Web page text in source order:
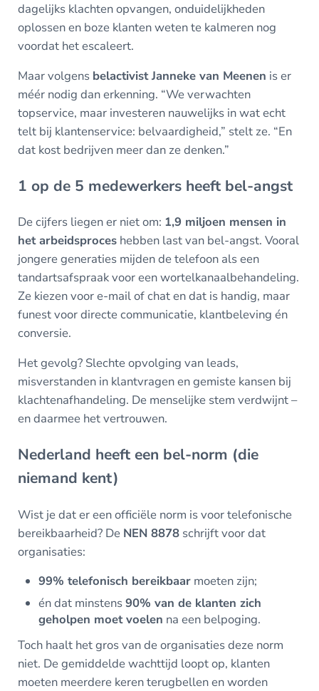
dagelijks klachten opvangen, onduidelijkheden
oplossen en boze klanten weten te kalmeren nog
voordat het escaleert.
Maar volgens belactivist Janneke van Meenen is er
méér nodig dan erkenning. “We verwachten
topservice, maar investeren nauwelijks in wat echt
telt bij klantenservice: belvaardigheid,” stelt ze. “En
dat kost bedrijven meer dan ze denken.”
1 op de 5 medewerkers heeft bel-angst
De cijfers liegen er niet om: 1,9 miljoen mensen in
het arbeidsproceshebben last van bel-angst. Vooral
jongere generaties mijden de telefoon als een
tandartsafspraak voor een wortelkanaalbehandeling.
Ze kiezen voor e-mail of chat en dat is handig, maar
funest voor directe communicatie, klantbeleving én
conversie.
Het gevolg? Slechte opvolging van leads,
misverstanden in klantvragen en gemiste kansen bij
klachtenafhandeling. De menselijke stem verdwijnt –
en daarmee het vertrouwen.
Nederland heeft een bel-norm (die
niemand kent)
Wist je dat er een officiële norm is voor telefonische
bereikbaarheid? De NEN 8878schrijft voor dat
organisaties:
99% telefonisch bereikbaar moeten zijn;
én dat minstens90% van de klanten zich
geholpen moet voelen na een belpoging.
Toch haalt het gros van de organisaties deze norm
niet. De gemiddelde wachttijd loopt op, klanten
moeten meerdere keren terugbellen en worden